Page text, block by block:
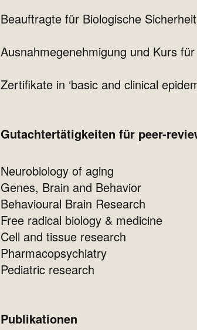
Beauftragte für Biologische
Ausnahmegenehmigung und Kurs
Zertifikate in ‘basic and clinical
Gutachtertätigkeiten für peer-
Neurobiology of aging
Genes, Brain and Behavior
Behavioural Brain Research
Free radical biology & medicine
Cell and tissue research
Pharmacopsychiatry
Pediatric research
Publikationen